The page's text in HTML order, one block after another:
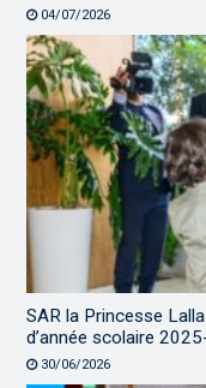
04/07/2026
SAR la Princesse
d’année scolaire
30/06/2026